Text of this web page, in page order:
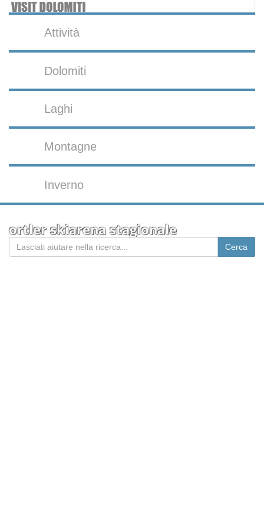
Attività
Dolomiti
Laghi
Montagne
Inverno
ortler skiarena stagionale